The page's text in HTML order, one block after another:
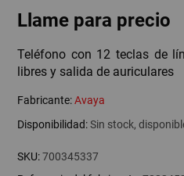
Llame para precio
Teléfono con 12 teclas de
libres y salida de auriculares
Fabricante: Avaya
Disponibilidad: Sin stock,
SKU: 700345337